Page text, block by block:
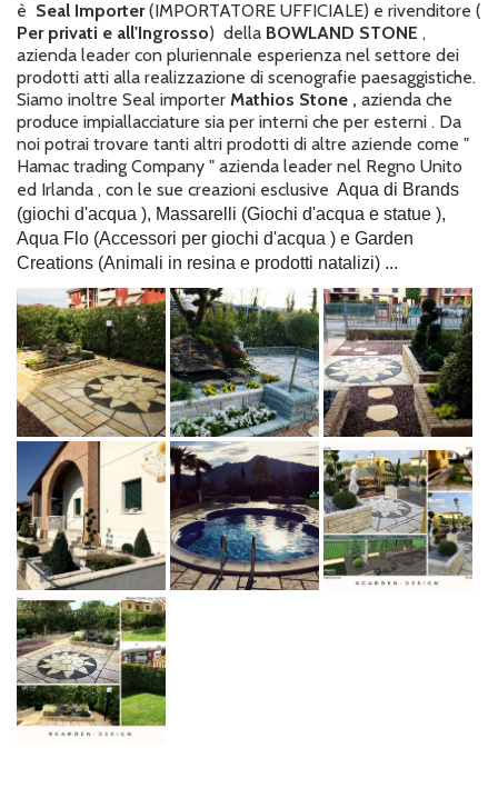
è Seal Importer(IMPORTATORE UFFICIALE) e rivenditore (
Per privati e all'Ingrosso) della BOWLAND STONE ,
azienda leader con pluriennale esperienza nel settore dei
prodotti atti alla realizzazione di scenografie paesaggistiche.
Siamo inoltre Seal importer Mathios Stone , azienda che
produce impiallacciature sia per interni che per esterni . Da
noi potrai trovare tanti altri prodotti di altre aziende come "
Hamac trading Company " azienda leader nel Regno Unito
ed Irlanda , con le sue creazioni esclusive Aqua di Brands
(giochi d'acqua ), Massarelli (Giochi d'acqua e statue ),
Aqua Flo (Accessori per giochi d'acqua ) e Garden
Creations (Animali in resina e prodotti natalizi) ...